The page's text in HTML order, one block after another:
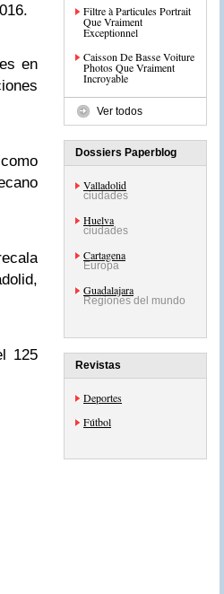
en
125
Filtre à Particules Portrait
Que Vraiment
Exceptionnel
Caisson De Basse Voiture
Photos Que Vraiment
Incroyable
Ver todos
Dossiers Paperblog
Valladolid
ciudades
Huelva
ciudades
Cartagena
Europa
Guadalajara
Regiones del mundo
Revistas
Deportes
Fútbol